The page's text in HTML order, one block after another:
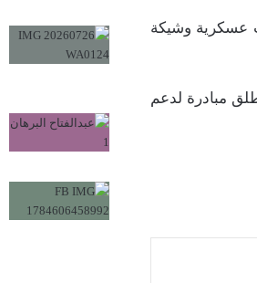
عسكرية وشيكة
مبادرة لدعم